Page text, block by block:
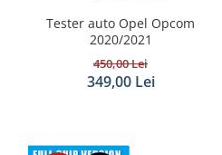
Tester auto Opel Opcom
2020/2021
450,00 Lei
349,00 Lei